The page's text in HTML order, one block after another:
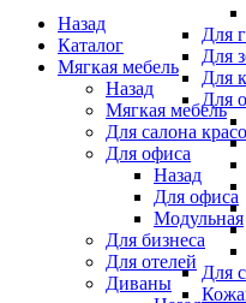
Для
Для
Для
Для
Для
Назад
Каталог
Мягкая мебель
Назад
Мягкая мебель
Для салона
Для офиса
Назад
Для офиса
Модульная
Для бизнеса
Для отелей
Диваны